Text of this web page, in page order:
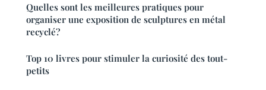
Quelles sont les meilleures pratiques pour
organiser une exposition de sculptures en métal
recyclé?
Top 10 livres pour stimuler la curiosité des tout-
petits